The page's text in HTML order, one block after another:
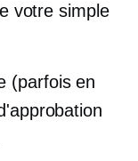
votre simple
(parfois en